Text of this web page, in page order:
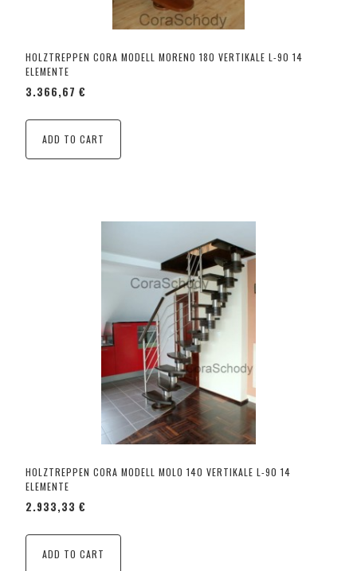
HOLZTREPPEN CORA MODELL MORENO 180 VERTIKALE L-90 14
ELEMENTE
3.366,67 €
ADD TO CART
HOLZTREPPEN CORA MODELL MOLO 140 VERTIKALE L-90 14
ELEMENTE
2.933,33 €
ADD TO CART